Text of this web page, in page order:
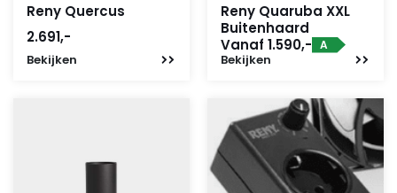
Reny Quercus
2.691,-
Bekijken
Reny Quaruba XXL
Buitenhaard
Vanaf 1.590,- A
Bekijken